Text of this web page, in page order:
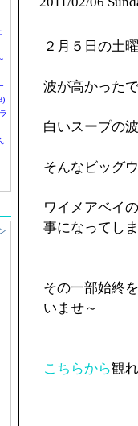
２月５日の土
波が高かった
白いスープの
そんなビッグ
ワイメアベイ
事になってし
その一部始終
いませ～
こちらから観